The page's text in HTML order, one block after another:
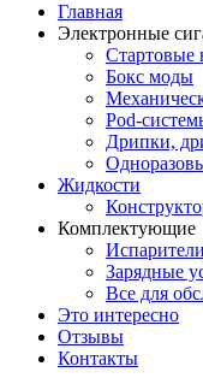
Главная
Электронные
Стартовые
Бокс моды
Pod-
Дрипки,
Жидкости
Комплектующие
Зарядные
Все для
Это интересно
Отзывы
Контакты